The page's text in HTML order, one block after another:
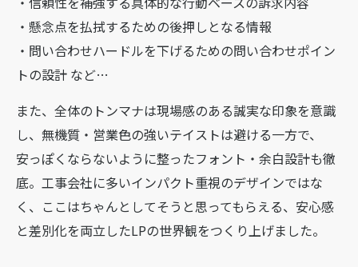
・懸念点を払拭するための後押しとなる情報
・問い合わせハードルを下げるための問い合わせポイン
トの設計 など…
また、全体のトンマナは現場感のある誠実な印象を意識
し、無機質・営業色の強いテイストは避ける一方で、
安っぽくならないように整ったフォント・余白設計も徹
底。工事会社に多いインパクト重視のデザインではな
く、ここはちゃんとしてそうと思ってもらえる、安心感
と差別化を両立したLPの世界観をつくり上げました。